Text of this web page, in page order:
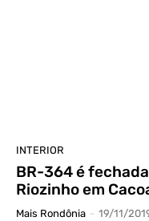
INTERIOR
BR-364 é
Riozinho em
Mais Rondônia - 19/11/